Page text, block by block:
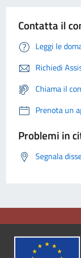
Contatta il
Leggi le
Richiedi
Chiama il
Prenota un
Problemi in
Segnala